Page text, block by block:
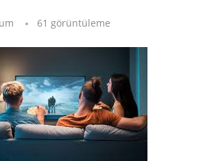
61 görüntüleme